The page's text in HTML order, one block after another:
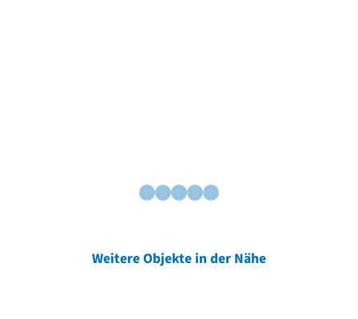
Weitere Objekte in der Nähe